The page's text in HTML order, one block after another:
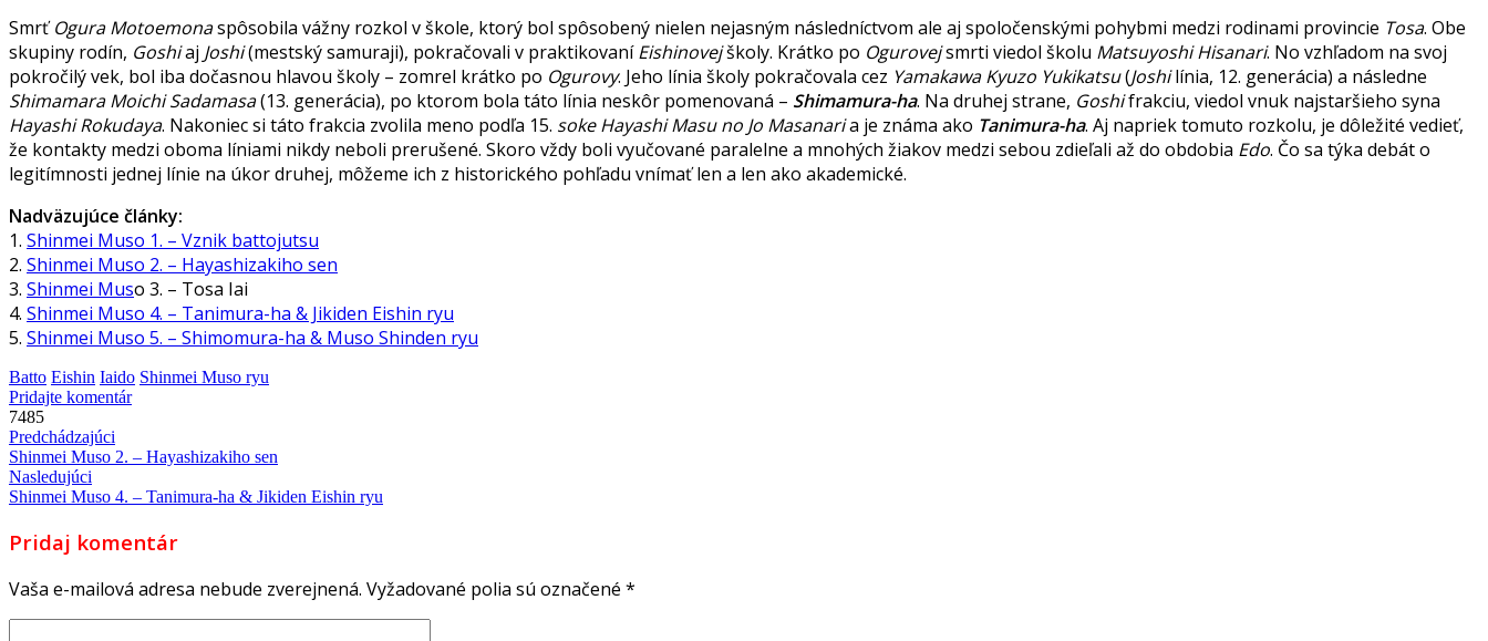
SmrťOgura Motoemonaspôsobila vážny rozkol v škole, ktorý bol spôsobený nielen nejasným následníctvom ale aj spoločenskými pohybmi medzi rodinami provincie Tosa. Obe
skupiny rodín, Goshiaj Joshi(mestský samuraji), pokračovali v praktikovaníEishinovejškoly. Krátko po Ogurovejsmrti viedol školu Matsuyoshi Hisanari. No vzhľadom na svoj
pokročilý vek, bol iba dočasnou hlavou školy – zomrel krátko po Ogurovy. Jeho línia školy pokračovala cez Yamakawa Kyuzo Yukikatsu(Joshilínia, 12. generácia) a následne
Shimamara Moichi Sadamasa(13. generácia), po ktorom bola táto línia neskôr pomenovaná – Shimamura-ha. Na druhej strane, Goshifrakciu, viedol vnuk najstaršieho syna
Hayashi Rokudaya. Nakoniec si táto frakcia zvolila meno podľa 15. soke Hayashi Masu no Jo Masanaria je známa ako Tanimura-ha. Aj napriek tomuto rozkolu, je dôležité vedieť,
že kontakty medzi oboma líniami nikdy neboli prerušené. Skoro vždy boli vyučované paralelne a mnohých žiakov medzi sebou zdieľali až do obdobia Edo. Čo sa týka debát o
legitímnosti jednej línie na úkor druhej, môžeme ich z historického pohľadu vnímať len a len ako akademické.
Nadväzujúce články:
1. Shinmei Muso 1. – Vznik battojutsu
2. Shinmei Muso 2. – Hayashizakiho sen
3. Shinmei Muso 3. – Tosa Iai
4. Shinmei Muso 4. – Tanimura-ha & Jikiden Eishin ryu
5. Shinmei Muso 5. – Shimomura-ha & Muso Shinden ryu
Batto Eishin Iaido Shinmei Muso ryu
Pridajte komentár
7485
Predchádzajúci
Shinmei Muso 2. – Hayashizakiho sen
Nasledujúci
Shinmei Muso 4. – Tanimura-ha & Jikiden Eishin ryu
Pridaj komentár
Vaša e-mailová adresa nebude zverejnená. Vyžadované polia sú označené *